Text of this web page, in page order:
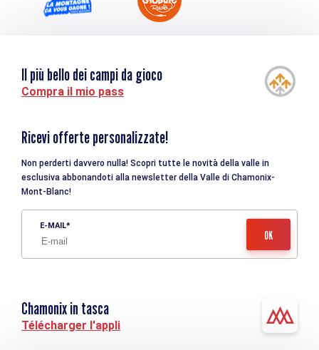
Il più bello dei campi da gioco
Compra il mio pass
Ricevi offerte personalizzate!
Non perderti davvero nulla! Scopri tutte le novità della valle in
esclusiva abbonandoti alla newsletter della Valle di Chamonix-
Mont-Blanc!
E-MAIL
Chamonix in tasca
Télécharger l'appli